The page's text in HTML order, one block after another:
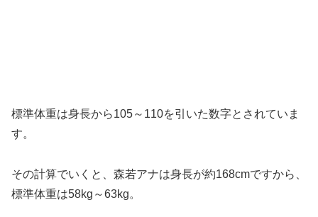
標準体重は身長から105～110を引いた数字とされていま
す。
その計算でいくと、森若アナは身長が約168cmですから、
標準体重は58kg～63kg。